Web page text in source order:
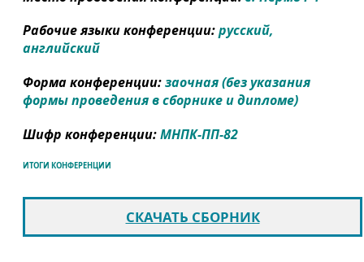
Рабочие языки конференции:русский,
английский
Форма конференции:заочная (без указания
формы проведения в сборнике и дипломе)
Шифр конференции:МНПК-ПП-82
ИТОГИ КОНФЕРЕНЦИИ
СКАЧАТЬ СБОРНИК